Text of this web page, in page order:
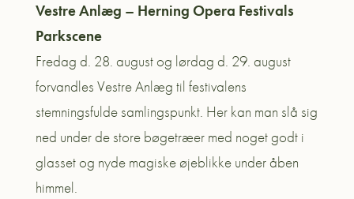
Vestre Anlæg – Herning Opera Festivals
Parkscene
Fredag d. 28. august og lørdag d. 29. august
forvandles Vestre Anlæg til festivalens
stemningsfulde samlingspunkt. Her kan man slå sig
ned under de store bøgetræer med noget godt i
glasset og nyde magiske øjeblikke under åben
himmel.